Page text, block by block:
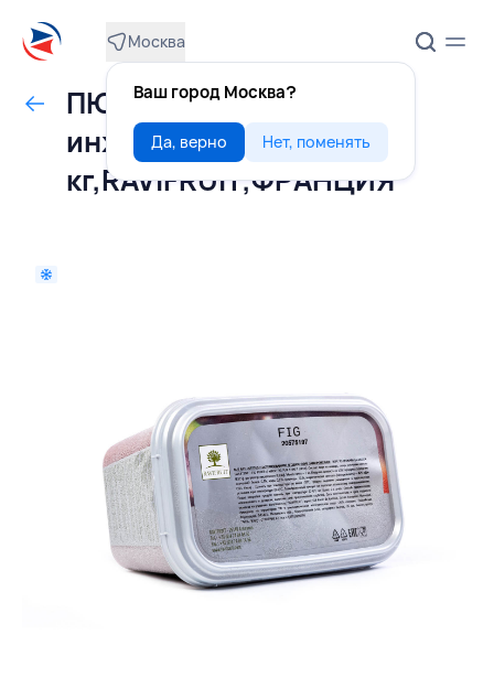
Москва
Ваш город Москва?
Да, верно Нет, поменять
ПЮРЕ свежемороженое
инжир 10% сахара 1
кг,RAVIFRUIT,ФРАНЦИЯ